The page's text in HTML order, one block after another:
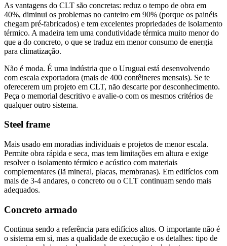
As vantagens do CLT são concretas: reduz o tempo de obra em
40%, diminui os problemas no canteiro em 90% (porque os painéis
chegam pré-fabricados) e tem excelentes propriedades de isolamento
térmico. A madeira tem uma condutividade térmica muito menor do
que a do concreto, o que se traduz em menor consumo de energia
para climatização.
Não é moda. É uma indústria que o Uruguai está desenvolvendo
com escala exportadora (mais de 400 contêineres mensais). Se te
oferecerem um projeto em CLT, não descarte por desconhecimento.
Peça o memorial descritivo e avalie-o com os mesmos critérios de
qualquer outro sistema.
Steel frame
Mais usado em moradias individuais e projetos de menor escala.
Permite obra rápida e seca, mas tem limitações em altura e exige
resolver o isolamento térmico e acústico com materiais
complementares (lã mineral, placas, membranas). Em edifícios com
mais de 3-4 andares, o concreto ou o CLT continuam sendo mais
adequados.
Concreto armado
Continua sendo a referência para edifícios altos. O importante não é
o sistema em si, mas a qualidade de execução e os detalhes: tipo de